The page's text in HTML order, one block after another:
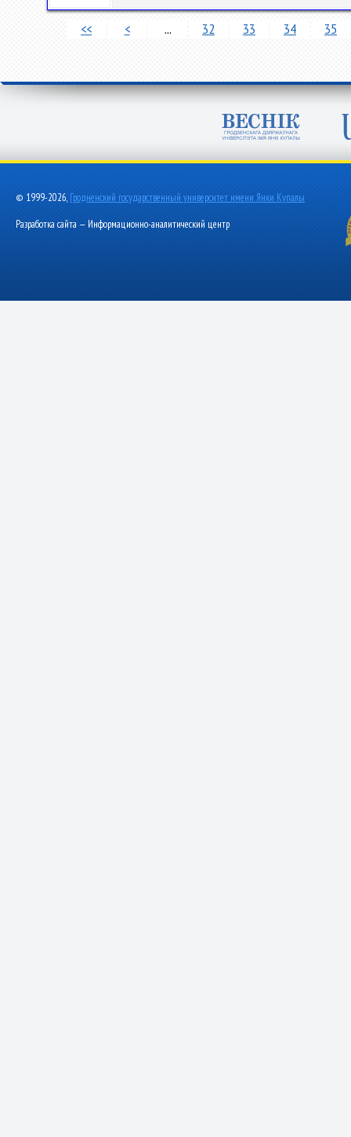
<< < ... 32 33 34 35
© 1999-2026, Гродненский государственный университет имени Янки Купалы
Разработка сайта — Информационно-аналитический центр